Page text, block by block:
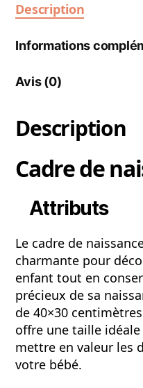
Description
Informations
Avis (0)
Description
Cadre de
Attributs
Le cadre de
charmante pour
enfant tout en
précieux de sa
de 40×30
offre une taille
mettre en valeur les
votre bébé.